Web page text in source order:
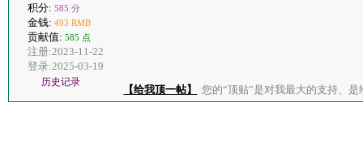
积分: 585 分
金钱: 493 RMB
贡献值: 585 点
注册:2023-11-22
登录:2025-03-19
历史记录
【给我顶一帖】 您的“顶贴”是对我最大的支持、